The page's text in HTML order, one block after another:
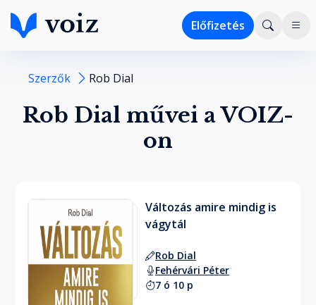
Előfizetés
Szerzők Rob Dial
Rob Dial művei a VOIZ-
on
Változás amire mindig is
vágytál
Rob Dial
Fehérvári Péter
7 ó 10 p